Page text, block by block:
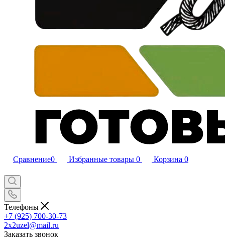
Сравнение0 Избранные товары 0 Корзина 0
Телефоны
+7 (925) 700-30-73
2x2uzel@mail.ru
Заказать звонок